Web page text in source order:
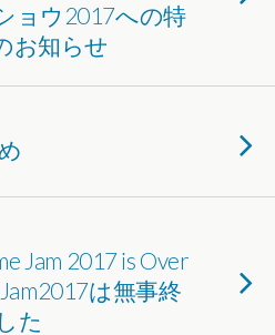
ョウ2017への特
お知らせ
Jam 2017 is Over
は無事終
た